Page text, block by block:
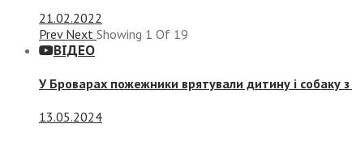
21.02.2022
Prev Next Showing 1 Of 19
ВІДЕО
У Броварах пожежники врятували дитину і
13.05.2024